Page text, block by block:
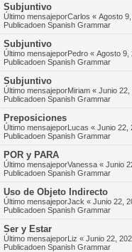
Subjuntivo
Último mensajeporCarlos « Agosto
Publicadoen Spanish Grammar
Subjuntivo
Último mensajeporPedro « Agosto 9,
Publicadoen Spanish Grammar
Subjuntivo
Último mensajeporMiriam « Junio 22,
Publicadoen Spanish Grammar
Preposiciones
Último mensajeporLucas « Junio 22,
Publicadoen Spanish Grammar
POR y PARA
Último mensajeporVanessa « Junio
Publicadoen Spanish Grammar
Uso de Objeto Indirecto
Último mensajeporJack « Junio 22,
Publicadoen Spanish Grammar
Ser y Estar
Último mensajeporLiz « Junio 22,
Publicadoen Spanish Grammar